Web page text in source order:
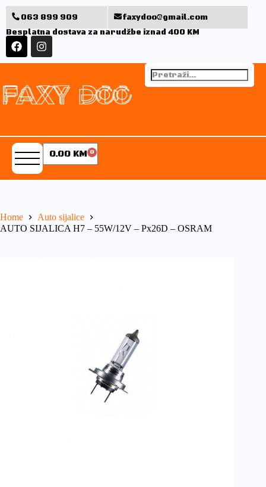
063 899 909
faxydoo@gmail.com
Besplatna dostava za narudžbe iznad 400 KM
0.00 KM 0
Home
Auto sijalice
AUTO SIJALICA H7 – 55W/12V – Px26D – OSRAM